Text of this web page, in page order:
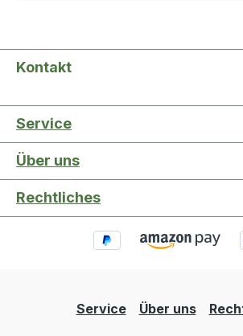
Kontakt
Service
Über uns
Rechtliches
Service Über uns